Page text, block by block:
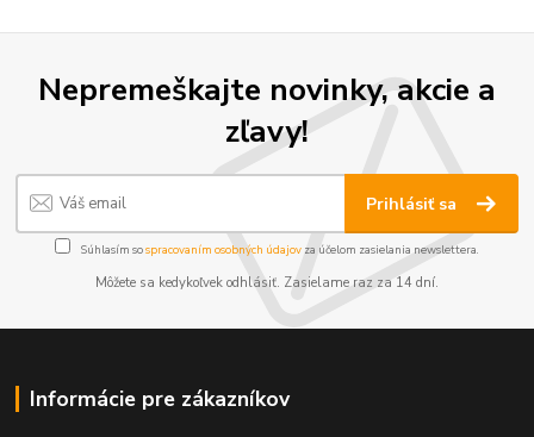
Nepremeškajte novinky, akcie a
zľavy!
Prihlásiť sa
Súhlasím sospracovaním osobných údajov za účelom zasielania newslettera.
Môžete sa kedykoľvek odhlásiť. Zasielame raz za 14 dní.
Informácie pre zákazníkov